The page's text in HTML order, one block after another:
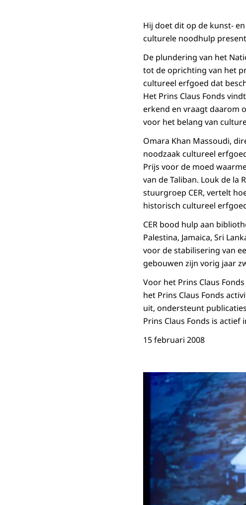
Hij doet dit op de kunst-
culturele noodhulp
De plundering van het
tot de oprichting van het
cultureel erfgoed dat
Het Prins Claus Fonds
erkend en vraagt daarom
voor het belang van
Omara Khan Massoudi,
noodzaak cultureel
Prijs voor de moed
van de Taliban. Louk de la
stuurgroep CER, vertelt
historisch cultureel
CER bood hulp aan
Palestina, Jamaica, Sri
voor de stabilisering van
gebouwen zijn vorig jaar
Voor het Prins Claus
het Prins Claus Fonds
uit, ondersteunt
Prins Claus Fonds is actief
15 februari 2008